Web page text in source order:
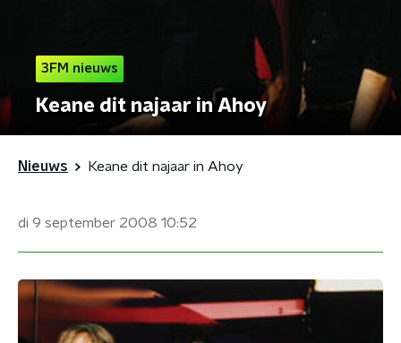
3FM nieuws
Keane dit najaar in Ahoy
Nieuws Keane dit najaar in Ahoy
di 9 september 2008 10:52